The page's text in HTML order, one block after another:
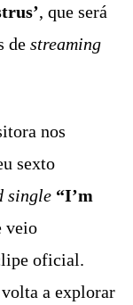
, que será
de streaming
nos
sexto
single “I’m
veio
oficial.
volta a explorar